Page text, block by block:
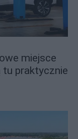
miejsce
tu praktycznie